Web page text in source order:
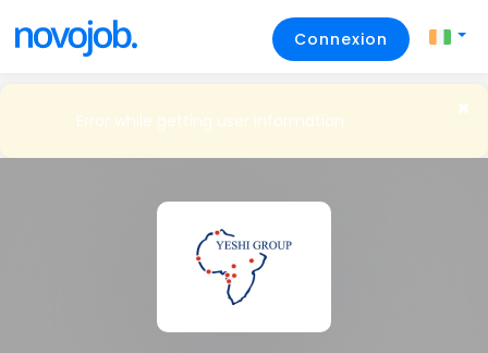
Connexion
Error while getting user information